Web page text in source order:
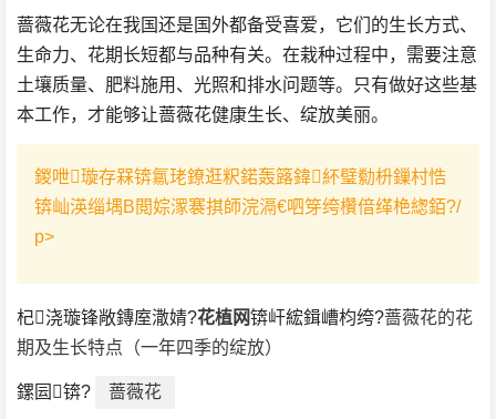
蔷薇花无论在我国还是国外都备受喜爱，它们的生长方式、
生命力、花期长短都与品种有关。在栽种过程中，需要注意
土壤质量、肥料施用、光照和排水问题等。只有做好这些基
本工作，才能够让蔷薇花健康生长、绽放美丽。
鍐呭璇存槑锛氱珯鐐逛粎鍩轰簬鍏紑璧勬枡鏁村悎
锛屾渶缁堣В閲婃潈褰掑師浣滆€呬笌绔欑偣缂栬緫銆?/
p>
杞浇璇锋敞鏄庢潵婧?花植网锛屽綋鍓嶆枃绔?蔷薇花的花
期及生长特点（一年四季的绽放）
鏍囩锛? 蔷薇花